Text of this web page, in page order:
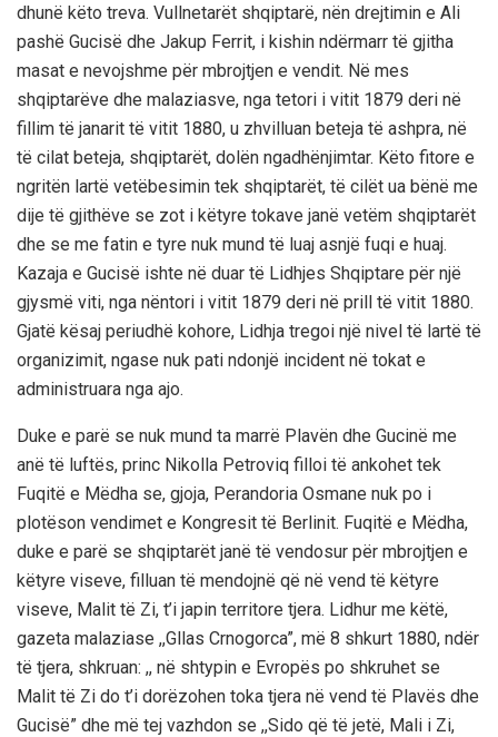
dhunë këto treva. Vullnetarët shqiptarë, nën drejtimin e Ali
pashë Gucisë dhe Jakup Ferrit, i kishin ndërmarr të gjitha
masat e nevojshme për mbrojtjen e vendit. Në mes
shqiptarëve dhe malaziasve, nga tetori i vitit 1879 deri në
fillim të janarit të vitit 1880, u zhvilluan beteja të ashpra, në
të cilat beteja, shqiptarët, dolën ngadhënjimtar. Këto fitore e
ngritën lartë vetëbesimin tek shqiptarët, të cilët ua bënë me
dije të gjithëve se zot i këtyre tokave janë vetëm shqiptarët
dhe se me fatin e tyre nuk mund të luaj asnjë fuqi e huaj.
Kazaja e Gucisë ishte në duar të Lidhjes Shqiptare për një
gjysmë viti, nga nëntori i vitit 1879 deri në prill të vitit 1880.
Gjatë kësaj periudhë kohore, Lidhja tregoi një nivel të lartë të
organizimit, ngase nuk pati ndonjë incident në tokat e
administruara nga ajo.
Duke e parë se nuk mund ta marrë Plavën dhe Gucinë me
anë të luftës, princ Nikolla Petroviq filloi të ankohet tek
Fuqitë e Mëdha se, gjoja, Perandoria Osmane nuk po i
plotëson vendimet e Kongresit të Berlinit. Fuqitë e Mëdha,
duke e parë se shqiptarët janë të vendosur për mbrojtjen e
këtyre viseve, filluan të mendojnë që në vend të këtyre
viseve, Malit të Zi, t’i japin territore tjera. Lidhur me këtë,
gazeta malaziase ,,Gllas Crnogorca”, më 8 shkurt 1880, ndër
të tjera, shkruan: ,, në shtypin e Evropës po shkruhet se
Malit të Zi do t’i dorëzohen toka tjera në vend të Plavës dhe
Gucisë” dhe më tej vazhdon se ,,Sido që të jetë, Mali i Zi,